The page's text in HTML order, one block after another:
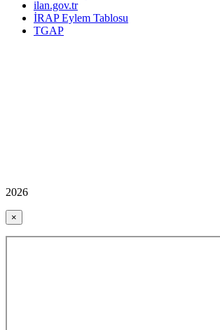
ilan.gov.tr
İRAP Eylem Tablosu
TGAP
2026
×